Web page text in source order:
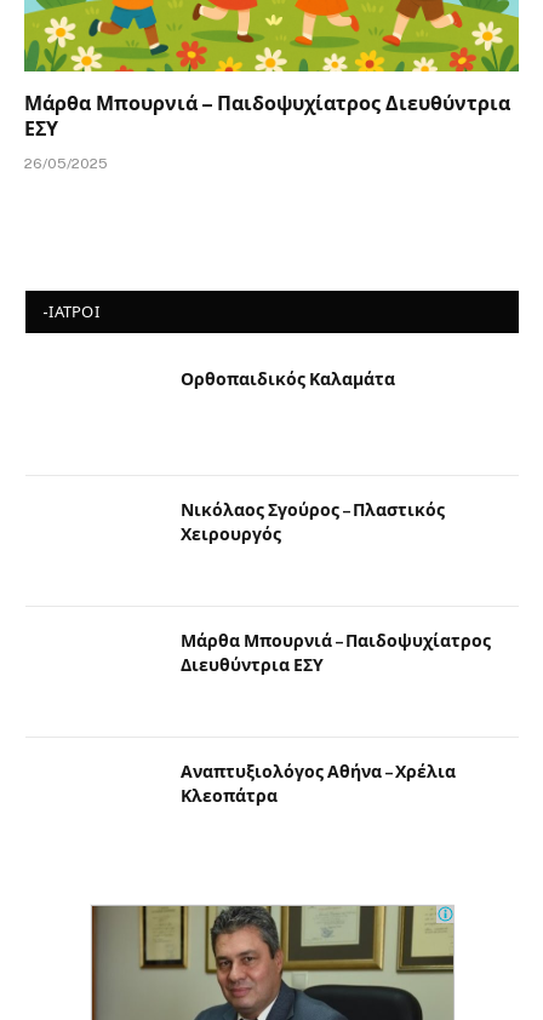
Μάρθα Μπουρνιά – Παιδοψυχίατρος Διευθύντρια
ΕΣΥ
26/05/2025
-ΙΑΤΡΟΙ
Ορθοπαιδικός Καλαμάτα
Νικόλαος Σγούρος – Πλαστικός
Χειρουργός
Μάρθα Μπουρνιά – Παιδοψυχίατρος
Διευθύντρια ΕΣΥ
Αναπτυξιολόγος Αθήνα – Χρέλια
Κλεοπάτρα